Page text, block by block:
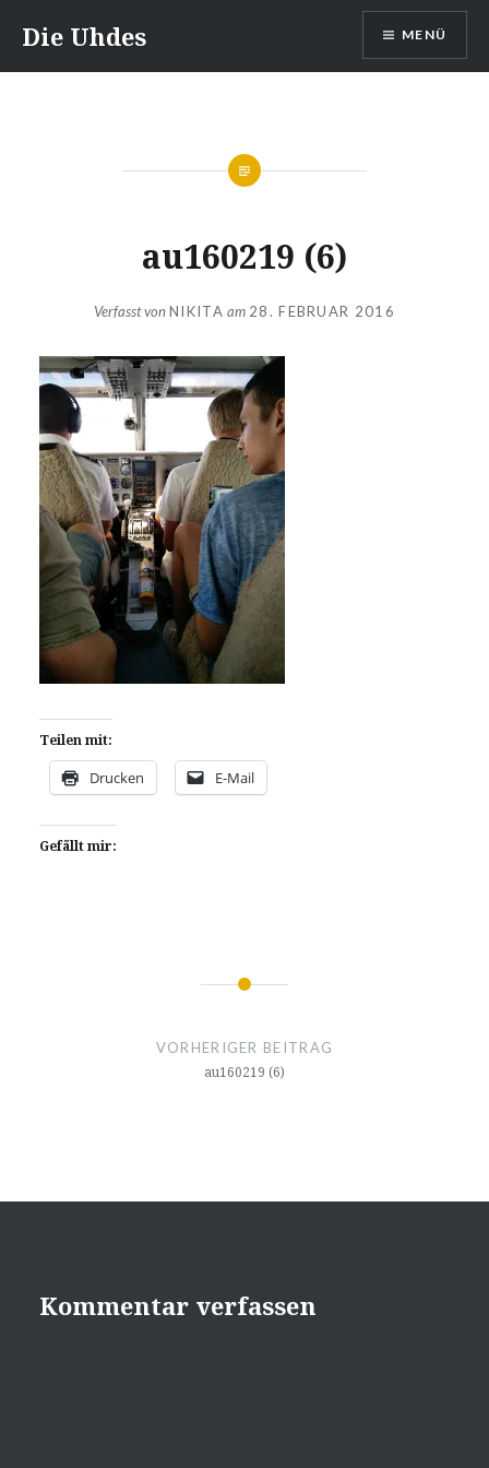
Inhalt
springen
Die Uhdes MENÜ
au160219 (6)
Verfasst vonNIKITA am 28. FEBRUAR 2016
Teilen mit:
Drucken E-Mail
Gefällt mir:
Beitragsnavigation
VORHERIGER BEITRAG
au160219 (6)
Kommentar verfassen